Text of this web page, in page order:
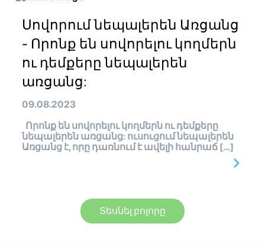
Սովորում նեպալերեն Առցանց
- Որոնք են սովորելու կողմերն
ու դեմքերը նեպալերեն
առցանց:
09.08.2023
Որոնք են սովորելու կողմերն ու դեմքերը
նեպալերեն առցանց: ուսուցում նեպալերեն
Առցանց է, որը դառնում է ավելի հանրաճ […]
Տեսնել բոլորը